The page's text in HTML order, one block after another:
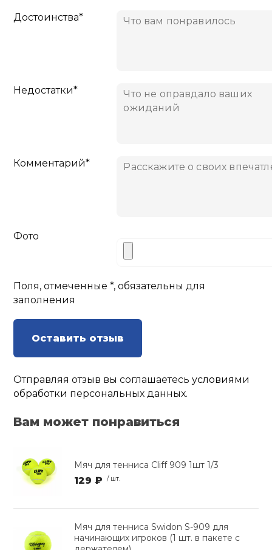
Достоинства*
Недостатки*
Комментарий*
Фото
Поля, отмеченные *, обязательны для
заполнения
Оставить отзыв
Отправляя отзыв вы соглашаетесьусловиями
обработки персональных данных.
Вам может понравиться
Мяч для тенниса Cliff 909 1шт 1/3
129 ₽ / шт.
Мяч для тенниса Swidon S-909 для
начинающих игроков (1 шт. в пакете с